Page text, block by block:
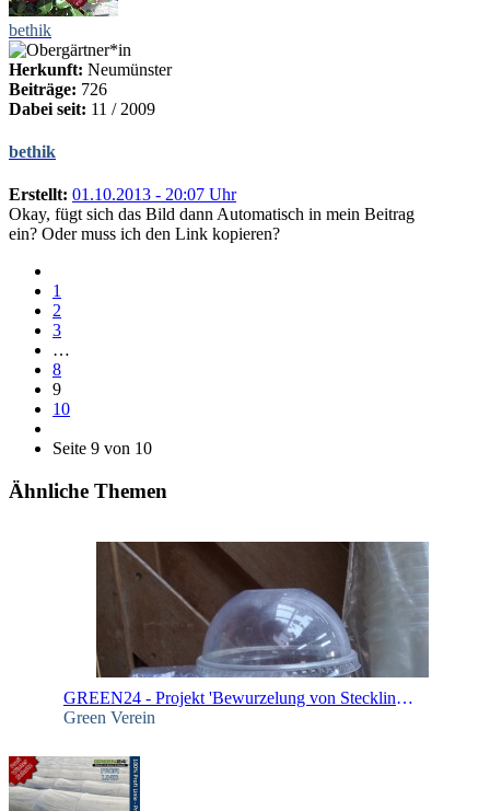
bethik
Herkunft: Neumünster
Beiträge: 726
Dabei seit: 11 / 2009
bethik
Erstellt: 01.10.2013 - 20:07 Uhr
Okay, fügt sich das Bild dann Automatisch in mein Beitrag
ein? Oder muss ich den Link kopieren?
1
2
3
…
8
9
10
Seite 9 von 10
Ähnliche Themen
GREEN24 - Projekt 'Bewurzelung von Stecklingen'
Green Verein